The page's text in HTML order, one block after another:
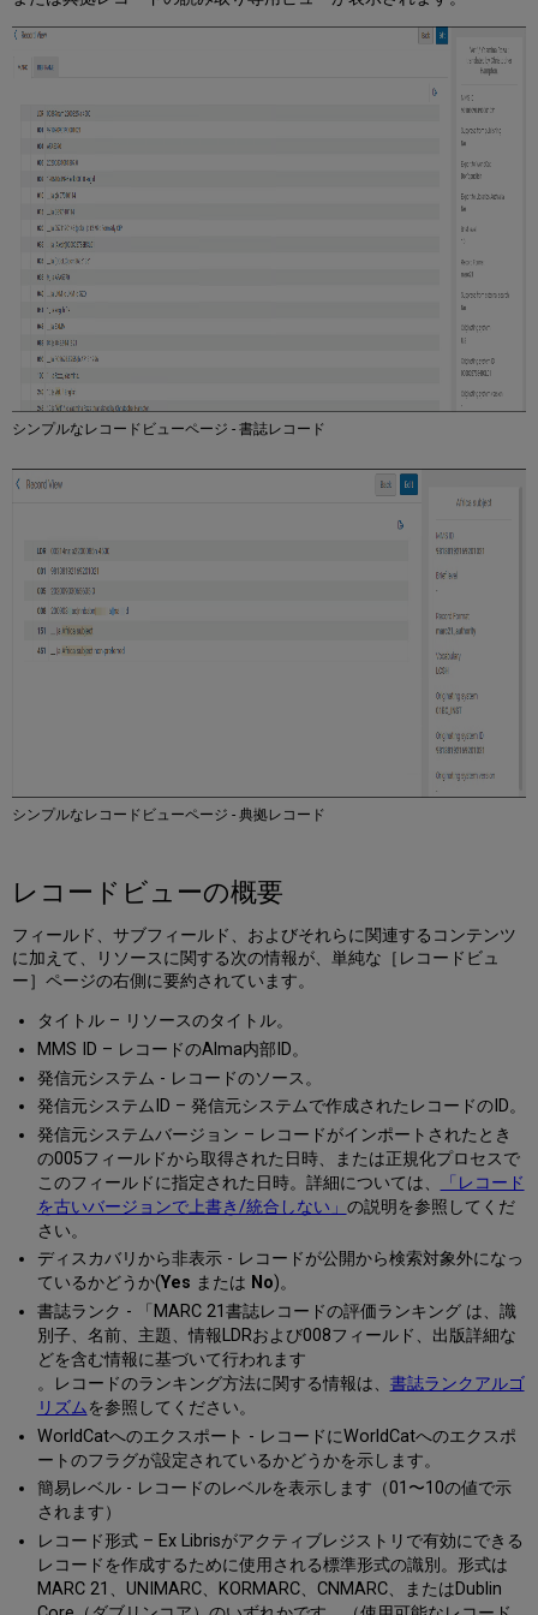
シンプルなレコードビューページ - 書誌レコード
シンプルなレコードビューページ - 典拠レコード
レコードビューの概要
フィールド、サブフィールド、およびそれらに関連するコンテンツ
に加えて、リソースに関する次の情報が、単純な［レコードビュ
ー］ページの右側に要約されています。
タイトル – リソースのタイトル。
MMS ID – レコードのAlma内部ID。
発信元システム - レコードのソース。
発信元システムID – 発信元システムで作成されたレコードのID。
発信元システムバージョン – レコードがインポートされたとき
の005フィールドから取得された日時、または正規化プロセスで
このフィールドに指定された日時。詳細については、
「レコード
を古いバージョンで上書き/統合しない」 の説明を参照してくだ
さい。
ディスカバリから非表示 - レコードが公開から検索対象外になっ
ているかどうか(Yes または No)。
書誌ランク - 「MARC 21書誌レコードの評価ランキング は、識
別子、名前、主題、情報LDRおよび008フィールド、出版詳細な
どを含む情報に基づいて行われます
。レコードのランキング方法に関する情報は、 書誌ランクアルゴ
リズムを参照してください。
WorldCatへのエクスポート - レコードにWorldCatへのエクスポ
ートのフラグが設定されているかどうかを示します。
簡易レベル - レコードのレベルを表示します（01〜10の値で示
されます）
レコード形式 – Ex Librisがアクティブレジストリで有効にできる
レコードを作成するために使用される標準形式の識別。形式は
MARC 21、UNIMARC、KORMARC、CNMARC、またはDublin